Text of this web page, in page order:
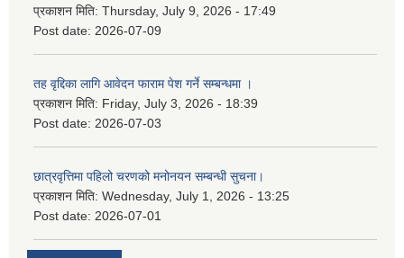
प्रकाशन मिति: Thursday, July 9, 2026 - 17:49
Post date: 2026-07-09
तह वृद्दिका लागि आवेदन फाराम पेश गर्ने सम्बन्धमा ।
प्रकाशन मिति: Friday, July 3, 2026 - 18:39
Post date: 2026-07-03
छात्रवृत्तिमा पहिलो चरणको मनोनयन सम्बन्धी सुचना।
प्रकाशन मिति: Wednesday, July 1, 2026 - 13:25
Post date: 2026-07-01